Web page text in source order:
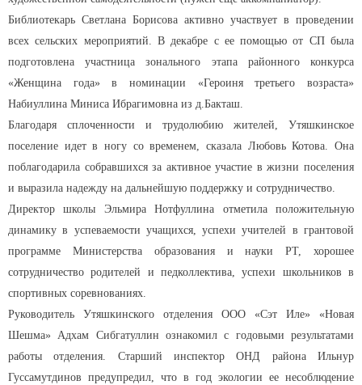
Библиотекарь Светлана Борисова активно участвует в проведении
всех сельских мероприятий. В декабре с ее помощью от СП была
подготовлена участница зонального этапа районного конкурса
«Женщина года» в номинации «Героиня третьего возраста»
Набиуллина Миниса Ибрагимовна из д.Бакташ.
Благодаря сплоченности и трудолюбию жителей, Утяшкинское
поселение идет в ногу со временем, сказала Любовь Котова. Она
поблагодарила собравшихся за активное участие в жизни поселения
и выразила надежду на дальнейшую поддержку и сотрудничество.
Директор школы Эльмира Нотфуллина отметила положительную
динамику в успеваемости учащихся, успехи учителей в грантовой
программе Министерства образования и науки РТ, хорошее
сотрудничество родителей и педколлектива, успехи школьников в
спортивных соревнованиях.
Руководитель Утяшкинского отделения ООО «Сэт Иле» «Новая
Шешма» Адхам Сибгатуллин ознакомил с годовыми результатами
работы отделения. Старший инспектор ОНД района Ильнур
Гуссамутдинов предупредил, что в год экологии ее несоблюдение